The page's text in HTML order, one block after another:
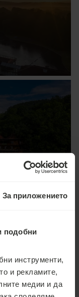
За приложението
подобни
инструменти,
и рекламите,
медии и да